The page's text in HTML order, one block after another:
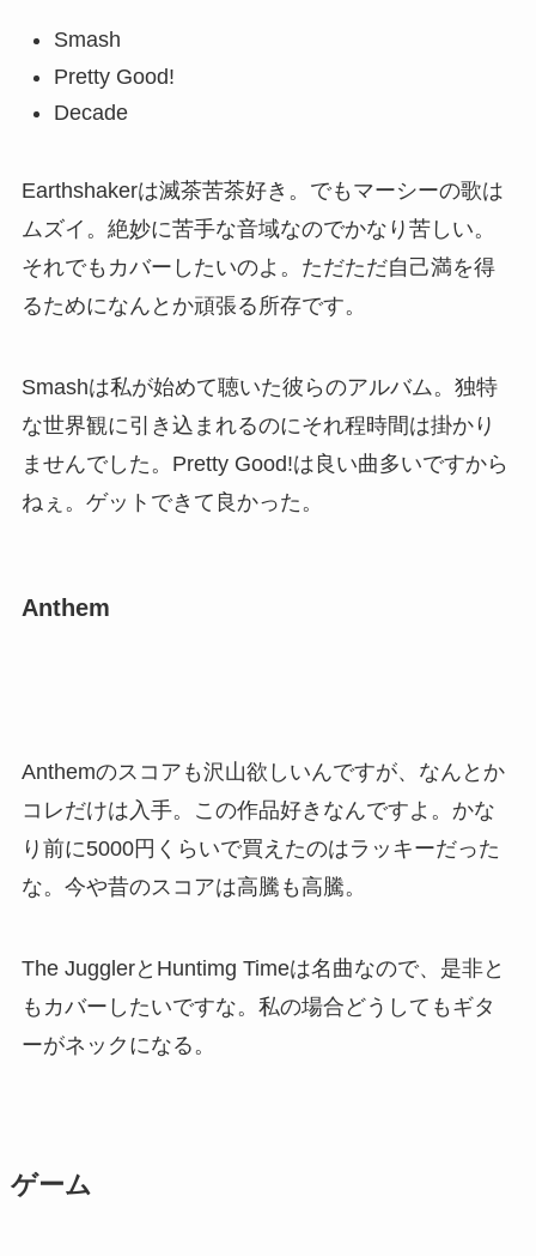
Smash
Pretty Good!
Decade
Earthshakerは滅茶苦茶好き。でもマーシーの歌は
ムズイ。絶妙に苦手な音域なのでかなり苦しい。
それでもカバーしたいのよ。ただただ自己満を得
るためになんとか頑張る所存です。
Smashは私が始めて聴いた彼らのアルバム。独特
な世界観に引き込まれるのにそれ程時間は掛かり
ませんでした。Pretty Good!は良い曲多いですから
ねぇ。ゲットできて良かった。
Anthem
Anthemのスコアも沢山欲しいんですが、なんとか
コレだけは入手。この作品好きなんですよ。かな
り前に5000円くらいで買えたのはラッキーだった
な。今や昔のスコアは高騰も高騰。
The JugglerとHuntimg Timeは名曲なので、是非と
もカバーしたいですな。私の場合どうしてもギタ
ーがネックになる。
ゲーム